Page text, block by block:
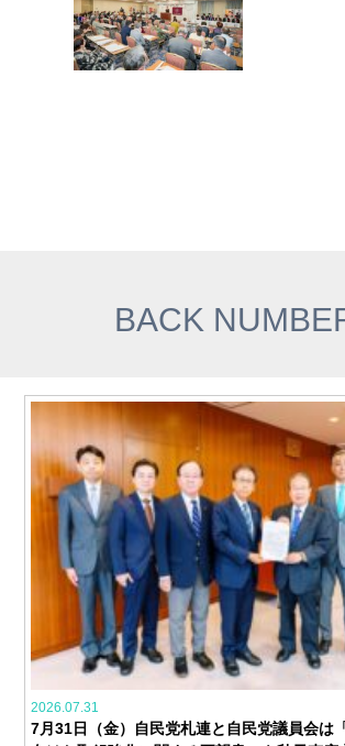
BACK
2026.07.31
7月31日（金）自民党札連と自民党議員会は